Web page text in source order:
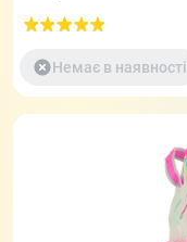
Немає в наявності